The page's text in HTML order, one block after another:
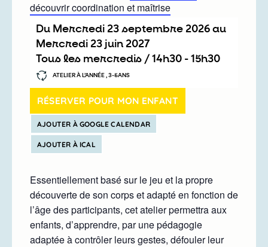
découvrir coordination et maîtrise
Du mercredi 23 septembre 2026au
mercredi 23 juin 2027
Tous les mercredis / 14h30 - 15h30
ATELIER À L’ANNÉE , 3-5ANS
RÉSERVER POUR MON ENFANT
AJOUTER À GOOGLE CALENDAR
AJOUTER À ICAL
Essentiellement basé sur le jeu et la propre
découverte de son corps et adapté en fonction de
l’âge des participants, cet atelier permettra aux
enfants, d’apprendre, par une pédagogie
adaptée à contrôler leurs gestes, défouler leur